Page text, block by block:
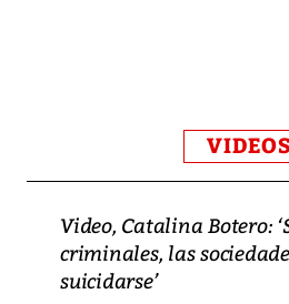
VIDEOS
Video, Catalina Botero:
criminales, las
suicidarse’